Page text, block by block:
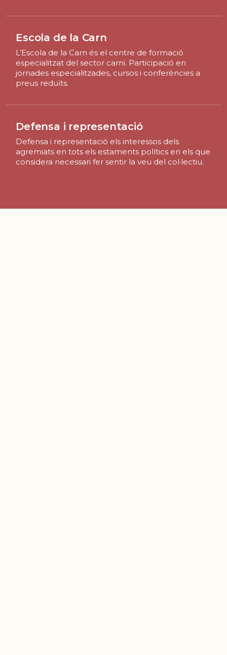
Escola de la Carn
L’Escola de la Carn és el centre de formació
especialitzat del sector carni. Participació en
jornades especialitzades, cursos i conferències a
preus reduïts.
Defensa i representació
Defensa i representació els interessos dels
agremiats en tots els estaments polítics en els que
considera necessari fer sentir la veu del col·lectiu.